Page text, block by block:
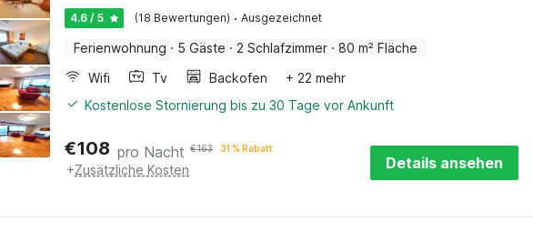
4.6 / 5 (18 Bewertungen) · Ausgezeichnet
Ferienwohnung · 5 Gäste · 2 Schlafzimmer · 80 m² Fläche
Wifi
Tv Backofen
+ 22 mehr
Kostenlose Stornierung bis zu 30 Tage vor Ankunft
€108 pro Nacht €163 31 % Rabatt
+Zusätzliche Kosten Details ansehen